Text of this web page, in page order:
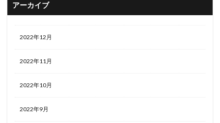
アーカイブ
2022年12月
2022年11月
2022年10月
2022年9月